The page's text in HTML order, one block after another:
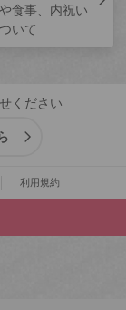
食事、内祝い
いて
ください
利用規約